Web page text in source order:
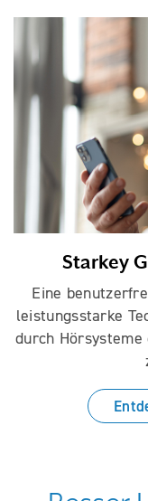
Starkey
Eine
leistungsstarke
durch